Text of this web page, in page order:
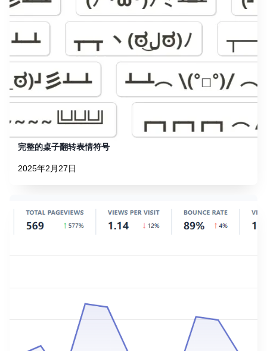
完整的桌子翻转表情符号
2025年2月27日